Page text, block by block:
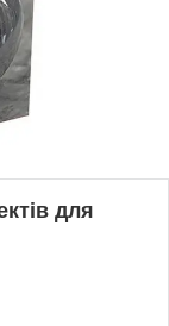
для